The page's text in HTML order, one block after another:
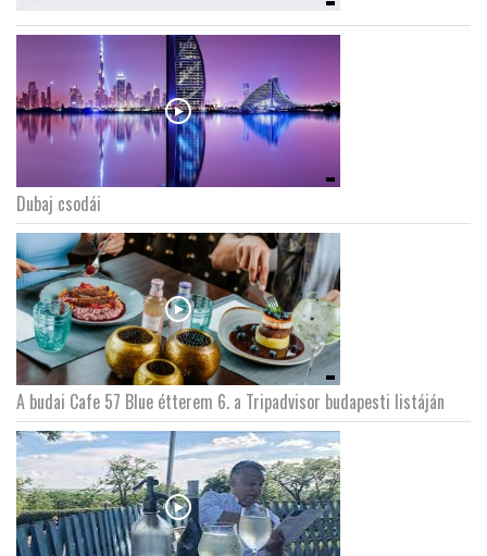
Dubaj csodái
A budai Cafe 57 Blue étterem 6. a Tripadvisor budapesti listáján